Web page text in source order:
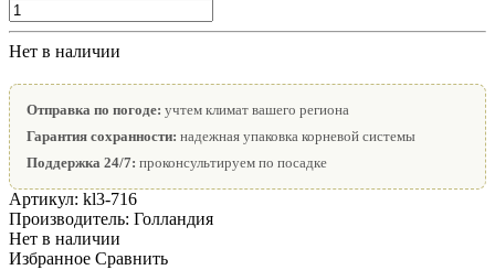
Нет в наличии
Отправка по погоде: учтем климат вашего региона
Гарантия сохранности: надежная упаковка корневой системы
Поддержка 24/7: проконсультируем по посадке
Артикул: kl3-716
Производитель: Голландия
Нет в наличии
Избранное Сравнить